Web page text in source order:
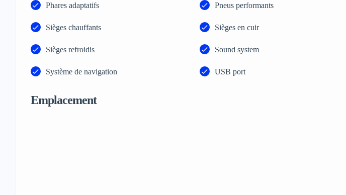
Phares adaptatifs Pneus performants
Sièges chauffants Sièges en cuir
Sièges refroidis Sound system
Système de navigation USB port
Emplacement